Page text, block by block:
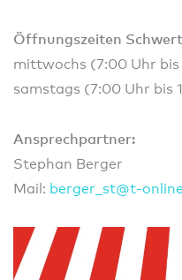
Öffnungszeiten
mittwochs (7:00 Uhr bis
samstags (7:00 Uhr bis
Ansprechpartner:
Stephan Berger
Mail: berger_st@t-onl